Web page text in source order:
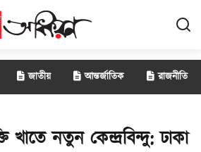
জাতীয় আন্তর্জাতিক রাজনীতি
খাতে নতুন কেন্দ্রবিন্দু: ঢাকা